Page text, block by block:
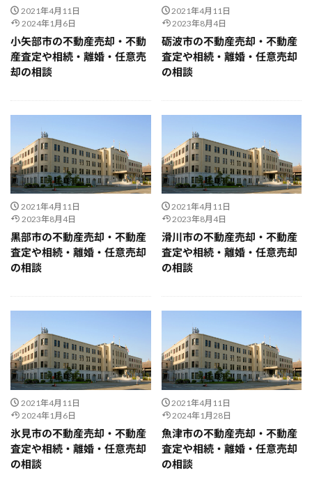
2021年4月11日
2024年1月6日
小矢部市の不動産売却・不動
産査定や相続・離婚・任意売
却の相談
2021年4月11日
2023年8月4日
砺波市の不動産売却・不動産
査定や相続・離婚・任意売却
の相談
2021年4月11日
2023年8月4日
黒部市の不動産売却・不動産
査定や相続・離婚・任意売却
の相談
2021年4月11日
2023年8月4日
滑川市の不動産売却・不動産
査定や相続・離婚・任意売却
の相談
2021年4月11日
2024年1月6日
氷見市の不動産売却・不動産
査定や相続・離婚・任意売却
の相談
2021年4月11日
2024年1月28日
魚津市の不動産売却・不動産
査定や相続・離婚・任意売却
の相談